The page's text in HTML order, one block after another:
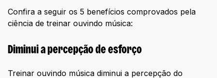
Confira a seguir os 5 benefícios comprovados pela
ciência de treinar ouvindo música:
Diminui a percepção de esforço
Treinar ouvindo música diminui a percepção do